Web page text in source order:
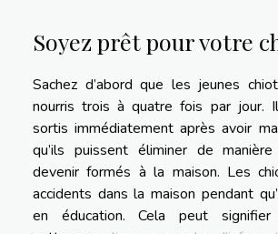
Soyez prêt pour votre
Sachez d’abord que les jeunes
nourris trois à quatre fois par jour.
sortis immédiatement après avoir
qu’ils puissent éliminer de
devenir formés à la maison. Les
accidents dans la maison pendant
en éducation. Cela peut signifier